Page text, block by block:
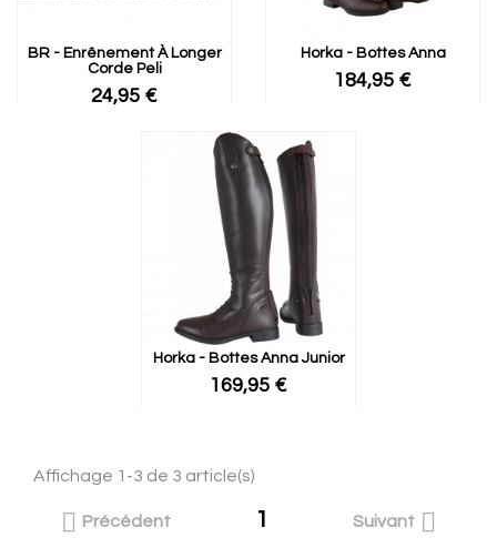
BR - Enrênement À Longer
Corde Peli
24,95 €
Horka - Bottes Anna
184,95 €
Horka - Bottes Anna Junior
169,95 €
Affichage 1-3 de 3 article(s)
 Précédent 1 Suivant 